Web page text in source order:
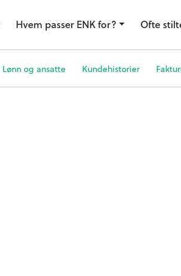
Hvem passer ENK for? Ofte
Lønn og ansatte Kundehistorier